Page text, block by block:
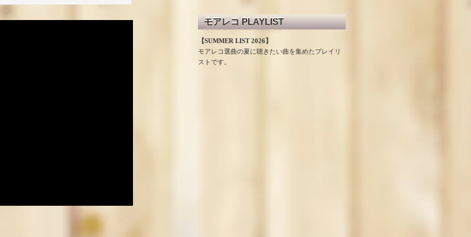
モアレコ PLAYLIST
【SUMMER LIST 2026】
モアレコ選曲の夏に聴きたい曲を集めたプレイリ
ストです。